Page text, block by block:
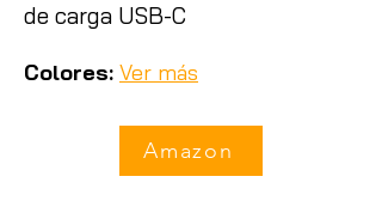
de carga USB-C
Colores: Ver más
Amazon